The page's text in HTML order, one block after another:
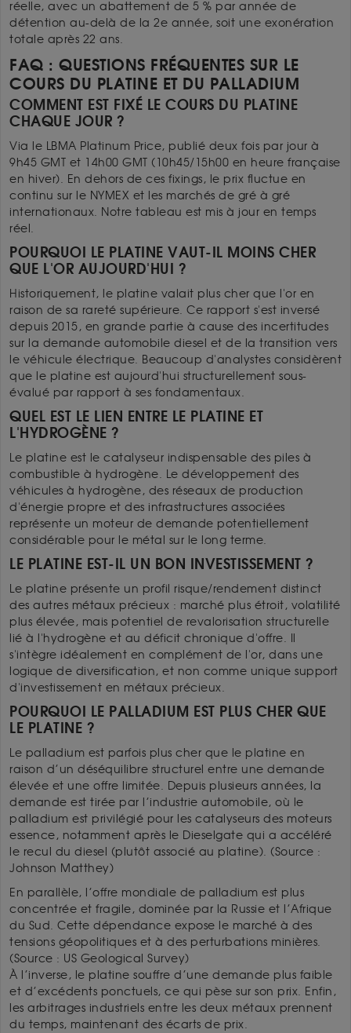
réelle, avec un abattement de 5 % par année de
détention au-delà de la 2e année, soit une exonération
totale après 22 ans.
FAQ : QUESTIONS FRÉQUENTES SUR LE
COURS DU PLATINE ET DU PALLADIUM
COMMENT EST FIXÉ LE COURS DU PLATINE
CHAQUE JOUR ?
Via le LBMA Platinum Price, publié deux fois par jour à
9h45 GMT et 14h00 GMT (10h45/15h00 en heure française
en hiver). En dehors de ces fixings, le prix fluctue en
continu sur le NYMEX et les marchés de gré à gré
internationaux. Notre tableau est mis à jour en temps
réel.
POURQUOI LE PLATINE VAUT-IL MOINS CHER
QUE L'OR AUJOURD'HUI ?
Historiquement, le platine valait plus cher que l'or en
raison de sa rareté supérieure. Ce rapport s'est inversé
depuis 2015, en grande partie à cause des incertitudes
sur la demande automobile diesel et de la transition vers
le véhicule électrique. Beaucoup d'analystes considèrent
que le platine est aujourd'hui structurellement sous-
évalué par rapport à ses fondamentaux.
QUEL EST LE LIEN ENTRE LE PLATINE ET
L'HYDROGÈNE ?
Le platine est le catalyseur indispensable des piles à
combustible à hydrogène. Le développement des
véhicules à hydrogène, des réseaux de production
d'énergie propre et des infrastructures associées
représente un moteur de demande potentiellement
considérable pour le métal sur le long terme.
LE PLATINE EST-IL UN BON INVESTISSEMENT ?
Le platine présente un profil risque/rendement distinct
des autres métaux précieux : marché plus étroit, volatilité
plus élevée, mais potentiel de revalorisation structurelle
lié à l'hydrogène et au déficit chronique d'offre. Il
s'intègre idéalement en complément de l'or, dans une
logique de diversification, et non comme unique support
d'investissement en métaux précieux.
POURQUOI LE PALLADIUM EST PLUS CHER QUE
LE PLATINE ?
Le palladium est parfois plus cher que le platine en
raison d’un déséquilibre structurel entre une demande
élevée et une offre limitée. Depuis plusieurs années, la
demande est tirée par l’industrie automobile, où le
palladium est privilégié pour les catalyseurs des moteurs
essence, notamment après le Dieselgate qui a accéléré
le recul du diesel (plutôt associé au platine). (Source :
Johnson Matthey)
En parallèle, l’offre mondiale de palladium est plus
concentrée et fragile, dominée par la Russie et l’Afrique
du Sud. Cette dépendance expose le marché à des
tensions géopolitiques et à des perturbations minières.
(Source : US Geological Survey)
À l’inverse, le platine souffre d’une demande plus faible
et d’excédents ponctuels, ce qui pèse sur son prix. Enfin,
les arbitrages industriels entre les deux métaux prennent
du temps, maintenant des écarts de prix.